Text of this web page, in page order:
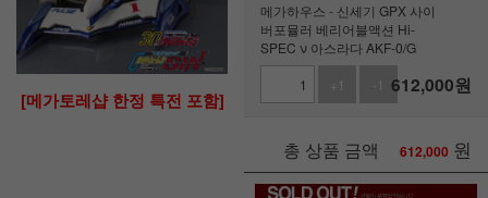
[메가토레샵 한정 특전 포함]
메가하우스 - 신세기 GPX 사이
버포뮬러 베리어블액션 Hi-
SPEC ν 아스라다 AKF-0/G
+1
-1 612,000원
총 상품 금액 612,000 원